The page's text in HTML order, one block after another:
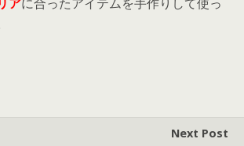
Next Post